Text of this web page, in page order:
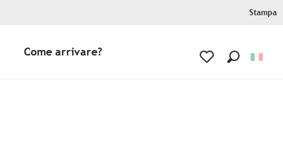
Stampa
Come arrivare?